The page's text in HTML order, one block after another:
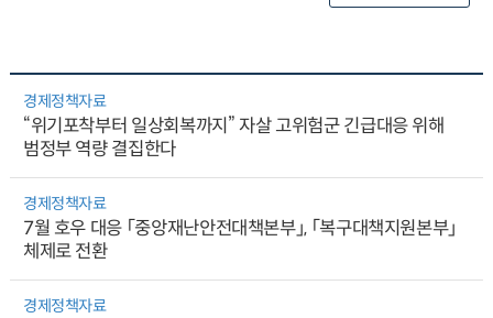
경제정책자료
“위기포착부터 일상회복까지” 자살 고위험군 긴급대응 위해
범정부 역량 결집한다
경제정책자료
7월 호우 대응 「중앙재난안전대책본부」, 「복구대책지원본부」
체제로 전환
경제정책자료